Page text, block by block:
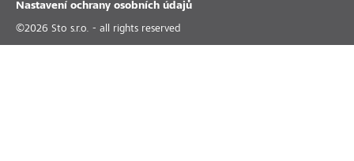
Nastavení ochrany osobních údajů
©2026 Sto s.r.o. - all rights reserved